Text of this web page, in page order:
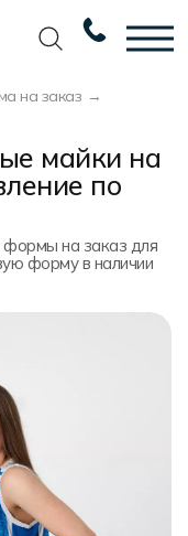
на заказ
майки на
по
на заказ для
форму в наличии